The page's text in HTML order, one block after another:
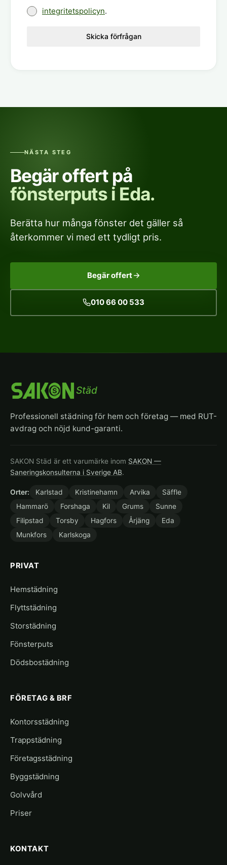
integritetspolicyn.
Skicka förfrågan
NÄSTA STEG
Begär offert på
fönsterputs i Eda.
Berätta hur många fönster det gäller så
återkommer vi med ett tydligt pris.
Begär offert
010 66 00 533
Städ
Professionell städning för hem och företag — med RUT-
avdrag och nöjd kund-garanti.
SAKON Städ är ett varumärke inom SAKON —
Saneringskonsulterna i Sverige AB.
Orter: Karlstad Kristinehamn Arvika
Säffle
Hammarö
Forshaga Kil Grums
Sunne
Filipstad
Torsby Hagfors Årjäng
Eda
Munkfors
Karlskoga
PRIVAT
Hemstädning
Flyttstädning
Storstädning
Fönsterputs
Dödsbostädning
FÖRETAG & BRF
Kontorsstädning
Trappstädning
Företagsstädning
Byggstädning
Golvvård
Priser
KONTAKT